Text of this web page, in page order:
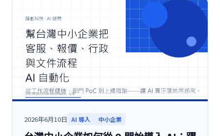
2026年6月10日 AI 導入 中小企業